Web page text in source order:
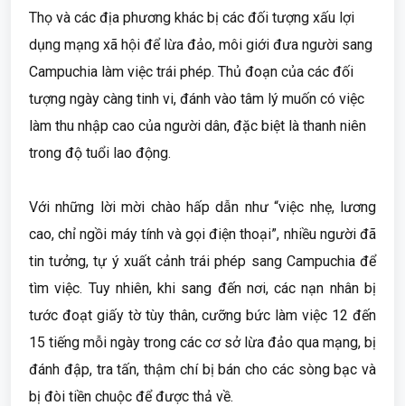
Thọ và các địa phương khác bị các đối tượng xấu lợi
dụng mạng xã hội để lừa đảo, môi giới đưa người sang
Campuchia làm việc trái phép. Thủ đoạn của các đối
tượng ngày càng tinh vi, đánh vào tâm lý muốn có việc
làm thu nhập cao của người dân, đặc biệt là thanh niên
trong độ tuổi lao động.
Với những lời mời chào hấp dẫn như “việc nhẹ, lương
cao, chỉ ngồi máy tính và gọi điện thoại”, nhiều người đã
tin tưởng, tự ý xuất cảnh trái phép sang Campuchia để
tìm việc. Tuy nhiên, khi sang đến nơi, các nạn nhân bị
tước đoạt giấy tờ tùy thân, cưỡng bức làm việc 12 đến
15 tiếng mỗi ngày trong các cơ sở lừa đảo qua mạng, bị
đánh đập, tra tấn, thậm chí bị bán cho các sòng bạc và
bị đòi tiền chuộc để được thả về.